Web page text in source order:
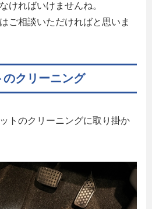
ければいけませんね。
ご相談いただければと思いま
のクリーニング
トのクリーニングに取り掛か